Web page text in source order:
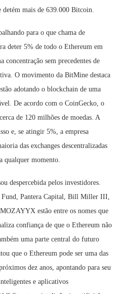
detém mais de 639.000 Bitcoin.
para o que chama de
deter 5% de todo o Ethereum em
concentração sem precedentes de
O movimento da BitMine destaca
adotando o blockchain de uma
De acordo com o CoinGecko, o
de 120 milhões de moedas. A
e, se atingir 5%, a empresa
das exchanges descentralizadas
qualquer momento.
despercebida pelos investidores.
Fund, Pantera Capital, Bill Miller III,
estão entre os nomes que
confiança de que o Ethereum não
uma parte central do futuro
que o Ethereum pode ser uma das
dez anos, apontando para seu
e aplicativos